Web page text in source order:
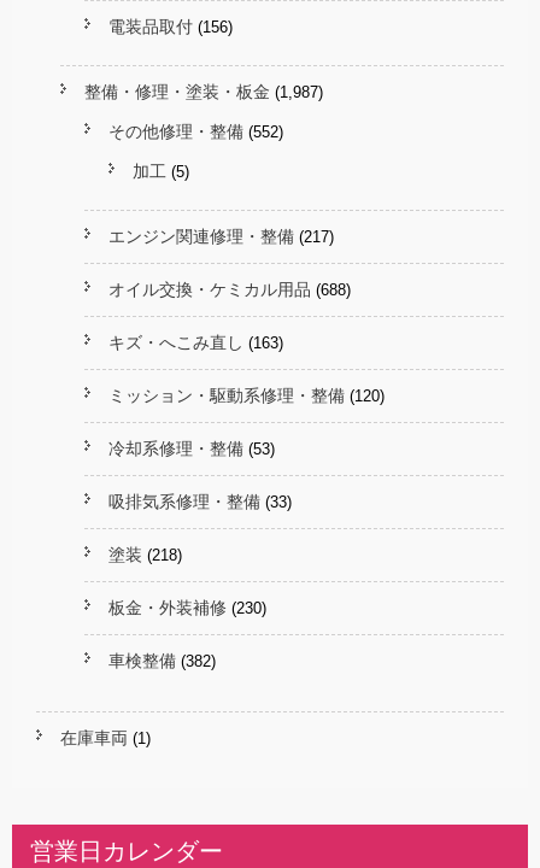
電装品取付 (156)
整備・修理・塗装・板金 (1,987)
その他修理・整備 (552)
加工 (5)
エンジン関連修理・整備 (217)
オイル交換・ケミカル用品 (688)
キズ・へこみ直し (163)
ミッション・駆動系修理・整備 (120)
冷却系修理・整備 (53)
吸排気系修理・整備 (33)
塗装 (218)
板金・外装補修 (230)
車検整備 (382)
在庫車両 (1)
営業日カレンダー